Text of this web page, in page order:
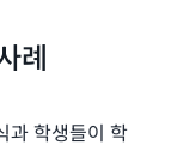
례
과 학생들이 학